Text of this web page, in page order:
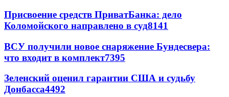
Присвоение средств ПриватБанка: дело
Коломойского направлено в суд8141
ВСУ получили новое снаряжение Бундесвера:
что входит в комплект7395
Зеленский оценил гарантии США и судьбу
Донбасса4492